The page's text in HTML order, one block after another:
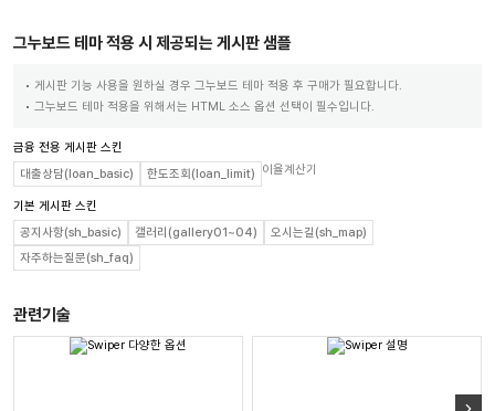
그누보드 테마 적용 시 제공되는 게시판 샘플
게시판 기능 사용을 원하실 경우 그누보드 테마 적용 후 구매가 필요합니다.
그누보드 테마 적용을 위해서는 HTML 소스 옵션 선택이 필수입니다.
금융 전용 게시판 스킨
대출상담(loan_basic)
한도조회(loan_limit) 이율계산기
기본 게시판 스킨
공지사항(sh_basic)
갤러리(gallery01~04)
오시는길(sh_map)
자주하는질문(sh_faq)
관련기술